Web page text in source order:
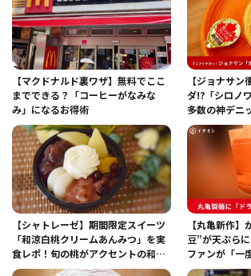
【マクドナルド裏ワザ】無料でここ
までできる？「コーヒーがなみな
み」になるお得術
【ジョナサ
ダ!?「シロノ
多数の神デニ
【シャトレーゼ】期間限定スイーツ
「和涼白桃クリームあんみつ」を実
食レポ！旬の桃がアクセントの和菓
子
【丸亀新作
豆”が天ぷら
ファンが「一
絶賛する理由